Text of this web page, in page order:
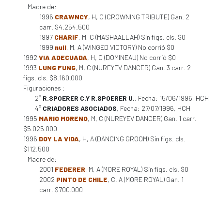
Madre de:
1996 CRAWNCY, H, C (CROWNING TRIBUTE) Gan. 2
carr. $4.254.500
1997 CHARIF, M, C (MASHAALLAH) Sin figs. cls. $0
1999 null, M, A (WINGED VICTORY) No corrió $0
1992 VIA ADECUADA, H, C (DOMINEAU) No corrió $0
1993 LUNG FUNG, M, C (NUREYEV DANCER) Gan. 3 carr. 2
figs. cls. $8.160.000
Figuraciones :
2° R.SPOERER C.Y R.SPOERER U., Fecha: 15/06/1996, HCH
4° CRIADORES ASOCIADOS, Fecha: 27/07/1996, HCH
1995 MARIO MORENO, M, C (NUREYEV DANCER) Gan. 1 carr.
$5.025.000
1996 DOY LA VIDA, H, A (DANCING GROOM) Sin figs. cls.
$112.500
Madre de:
2001 FEDERER, M, A (MORE ROYAL) Sin figs. cls. $0
2002 PINTO DE CHILE, C, A (MORE ROYAL) Gan. 1
carr. $700.000